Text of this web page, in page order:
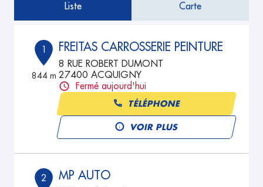
Liste Carte
1
844 m
FREITAS CARROSSERIE PEINTURE
8 RUE ROBERT DUMONT
27400 ACQUIGNY
Fermé aujourd'hui
TÉLÉPHONE
VOIR PLUS
2 MP AUTO